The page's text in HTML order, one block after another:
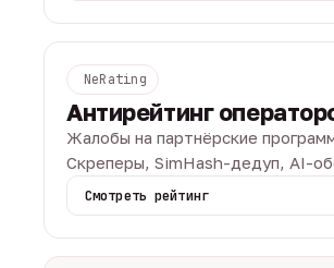
NeRating
Антирейтинг
Жалобы на партнёрские
Скреперы, SimHash-дедуп, AI-
Смотреть рейтинг